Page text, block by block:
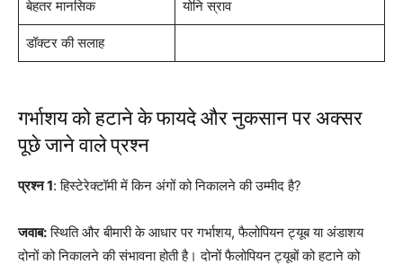
बेहतर मानसिक योनि स्राव
डॉक्टर की सलाह
गर्भाशय को हटाने के फायदे और नुकसान पर अक्सर
पूछे जाने वाले प्रश्न
प्रश्न 1: हिस्टेरेक्टॉमी में किन अंगों को निकालने की उम्मीद है?
जवाब:स्थिति और बीमारी के आधार पर गर्भाशय, फैलोपियन ट्यूब या अंडाशय
दोनों को निकालने की संभावना होती है। दोनों फैलोपियन ट्यूबों को हटाने को